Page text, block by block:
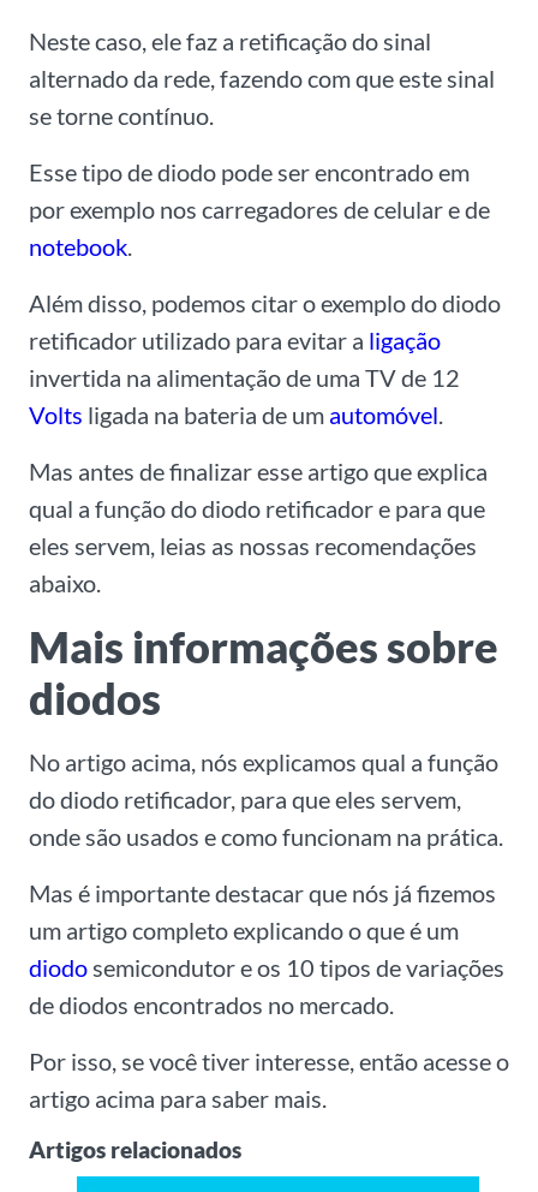
Neste caso, ele faz a retificação do sinal
alternado da rede, fazendo com que este sinal
se torne contínuo.
Esse tipo de diodo pode ser encontrado em
por exemplo nos carregadores de celular e de
notebook.
Além disso, podemos citar o exemplo do diodo
retificador utilizado para evitar a ligação
invertida na alimentação de uma TV de 12
Volts ligada na bateria de um automóvel.
Mas antes de finalizar esse artigo que explica
qual a função do diodo retificador e para que
eles servem, leias as nossas recomendações
abaixo.
Mais informações sobre
diodos
No artigo acima, nós explicamos qual a função
do diodo retificador, para que eles servem,
onde são usados e como funcionam na prática.
Mas é importante destacar que nós já fizemos
um artigo completo explicando o que é um
diodosemicondutor e os 10 tipos de variações
de diodos encontrados no mercado.
Por isso, se você tiver interesse, então acesse o
artigo acima para saber mais.
Artigos relacionados